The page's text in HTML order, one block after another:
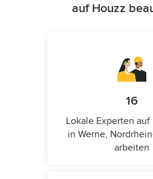
auf Houzz
16
Lokale Experten
in Werne,
arbeiten